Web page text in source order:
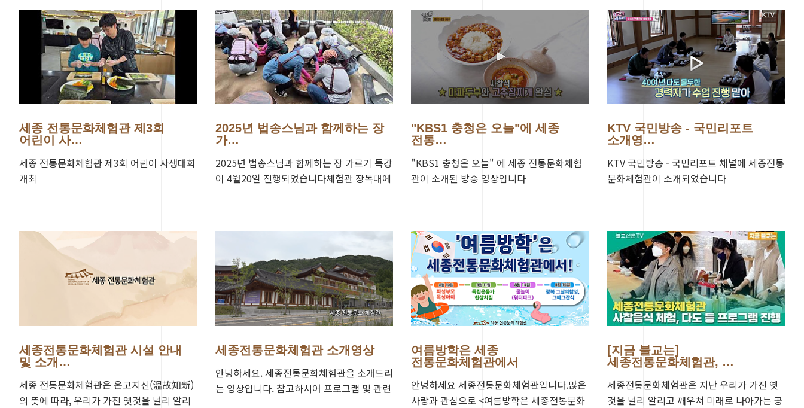
세종 전통문화체험관 제3회
어린이 사…
세종 전통문화체험관 제3회 어린이 사생대회
개최
2025년 법송스님과 함께하는 장
가…
2025년 법송스님과 함께하는 장 가르기 특강
이 4월20일 진행되었습니다체험관 장독대에
"KBS1 충청은 오늘"에 세종
전통…
"KBS1 충청은 오늘" 에 세종 전통문화체험
관이 소개된 방송 영상입니다
KTV 국민방송 - 국민리포트
소개영…
KTV 국민방송 - 국민리포트 채널에 세종전통
문화체험관이 소개되었습니다
세종전통문화체험관 시설 안내
및 소개…
세종 전통문화체험관은 온고지신(溫故知新)
의 뜻에 따라, 우리가 가진 옛것을 널리 알리
세종전통문화체험관 소개영상
안녕하세요. 세종전통문화체험관을 소개드리
는 영상입니다. 참고하시어 프로그램 및 관련
여름방학은 세종
전통문화체험관에서
안녕하세요 세종전통문화체험관입니다.많은
사랑과 관심으로 <여름방학은 세종전통문화
[지금 불교는]
세종전통문화체험관, …
세종전통문화체험관은 지난 우리가 가진 옛
것을 널리 알리고 깨우쳐 미래로 나아가는 공